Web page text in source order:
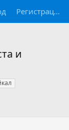
Регистрация
и